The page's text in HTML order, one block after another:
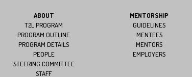
ABOUT
T2L PROGRAM
PROGRAM OUTLINE
PROGRAM DETAILS
PEOPLE
STEERING COMMITTEE
STAFF
MENTORSHIP
GUIDELINES
MENTEES
MENTORS
EMPLOYERS